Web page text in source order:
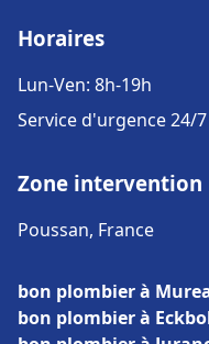
Horaires
Lun-Ven: 8h-19h
Service d'urgence 24/7
Zone intervention
Poussan, France
bon plombier à
bon plombier à